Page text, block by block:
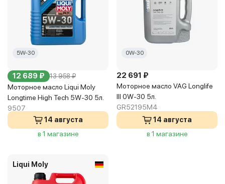
5W-30
12 689 ₽ 13 958 ₽
Моторное масло Liqui Moly
Longtime High Tech 5W-30 5л.
9507
14 августа
в 1 магазине
0W-30
22 691 ₽
Моторное масло VAG Longlife
III 0W-30 5л.
GR52195M4
14 августа
в 1 магазине
Liqui Moly